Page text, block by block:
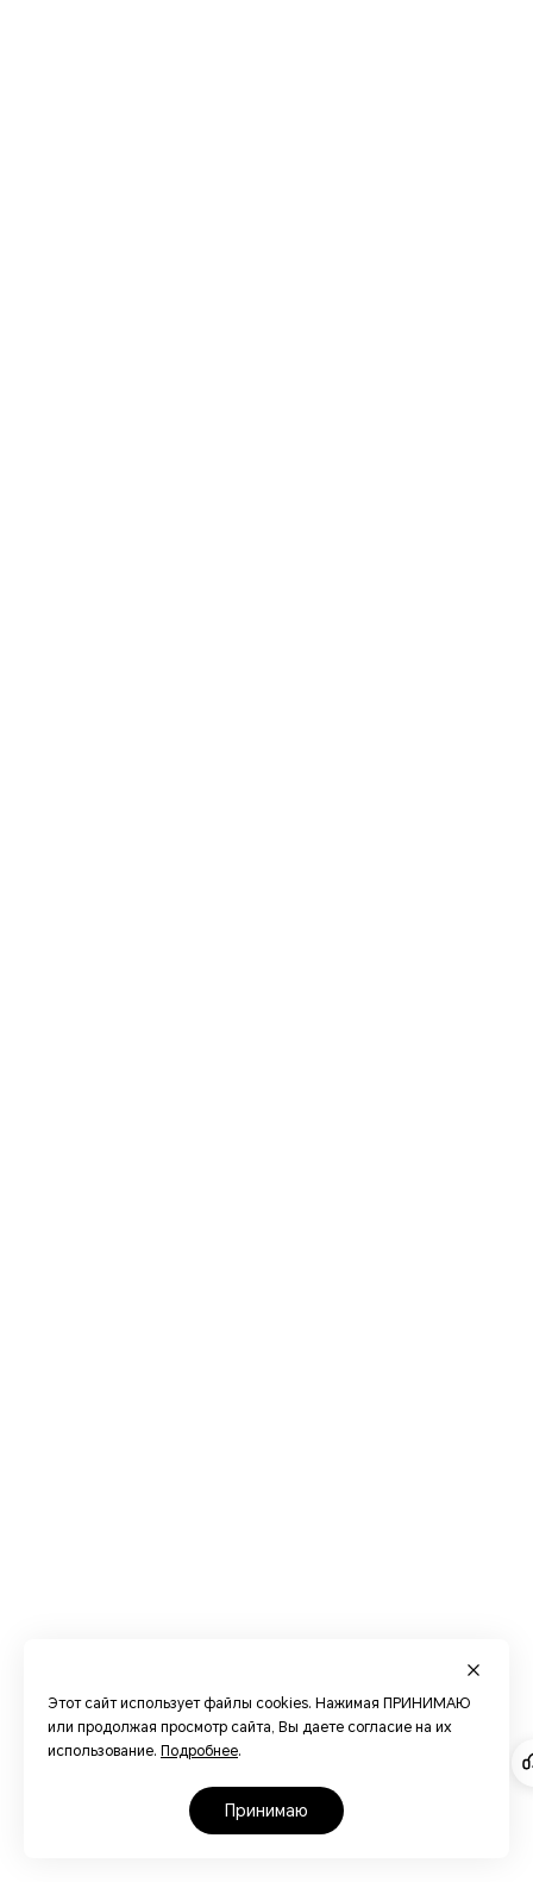
Этот сайт использует файлы cookies. Нажимая ПРИНИМАЮ
или продолжая просмотр сайта, Вы даете согласие на их
использование. Подробнее.
принимаю